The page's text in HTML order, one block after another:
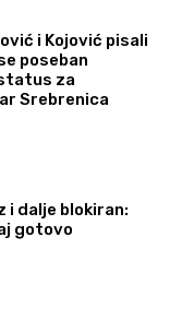
i Kojović pisali
poseban
za
Srebrenica
i dalje blokiran:
gotovo